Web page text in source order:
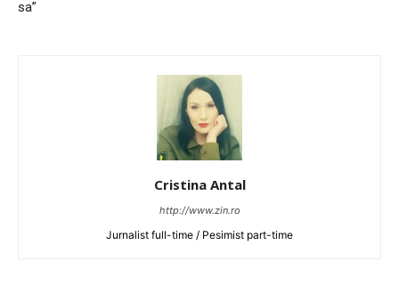
sa”
Cristina Antal
http://www.zin.ro
Jurnalist full-time / Pesimist part-time